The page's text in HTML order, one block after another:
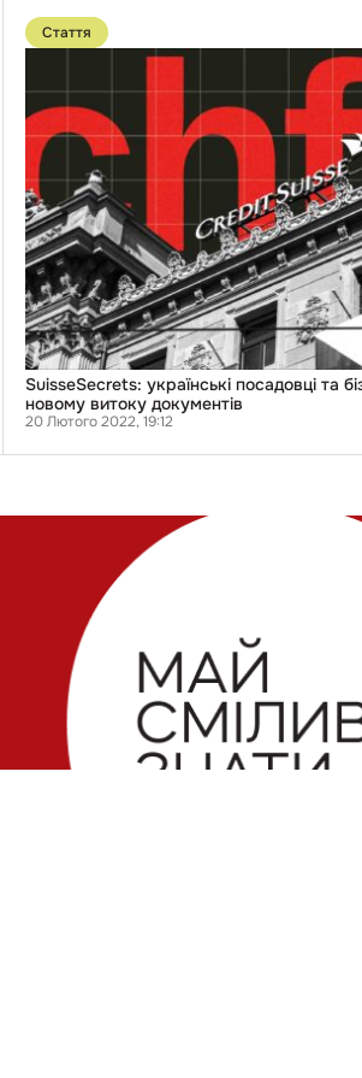
публікації
посадовці
бізнесмени
новому
витоку
документів
Стаття
SuisseSecrets: українські посадовці та
новому витоку документів
20 Лютого 2022, 19:12